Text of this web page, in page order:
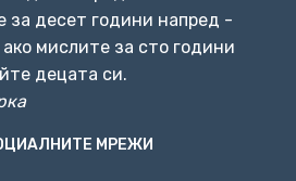
от космологичната
Плътността ѝ е постоянна.
е Вселената, толкова повече
в нея.
за десет години напред -
мислите за сто години
децата си.
МРЕЖИ